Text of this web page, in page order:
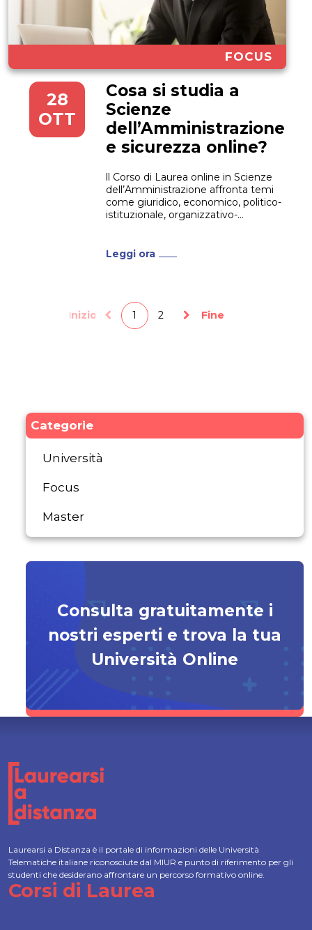
FOCUS
28
OTT
Cosa si studia a
Scienze
dell’Amministrazione
e sicurezza online?
ll Corso di Laurea online in Scienze
dell’Amministrazione affronta temi
come giuridico, economico, politico-
istituzionale, organizzativo-
dell’Amministrazione e sicurezza
dalla Politica economica e Scienza
delle...
Leggi ora
Inizio 1 2 Fine
Categorie
Università
Focus
Master
Consulta gratuitamente i
nostri esperti e trova la tua
Università Online
Laurearsi a Distanza è il portale di informazioni delle Università
Telematiche italiane riconosciute dal MIUR e punto di riferimento per gli
studenti che desiderano affrontare un percorso formativo online.
Corsi di Laurea